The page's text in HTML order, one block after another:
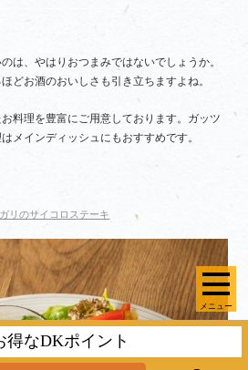
メニュー
は、やはりおつまみではないでしょうか。
どお酒のおいしさも引き立ちますよね。
料理を豊富にご用意しております。ガッツ
メインディッシュにもおすすめです。
リのサイコロステーキ
得なDKポイント